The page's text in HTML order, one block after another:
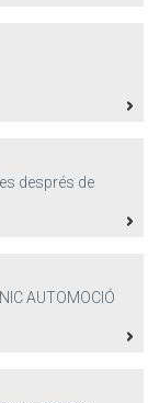
després de
AUTOMOCIÓ